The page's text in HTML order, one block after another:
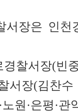
장은 인천
찰서장(빈
서장(김찬
노원·은평·